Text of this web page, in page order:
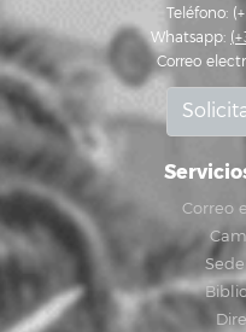
Teléfono:
Whatsapp:
Correo
Correo